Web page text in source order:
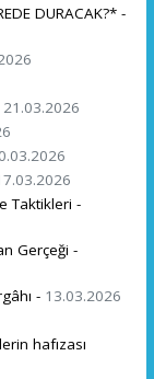
DURACAK?* -
21.03.2026
Taktikleri -
Gerçeği -
- 13.03.2026
hafızası